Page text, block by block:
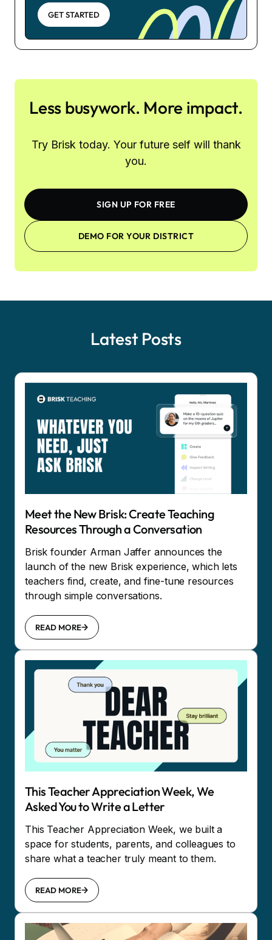
GET STARTED
Less busywork. More impact.
Try Brisk today. Your future self will thank
you.
SIGN UP FOR FREE
DEMO FOR YOUR DISTRICT
Latest Posts
Meet the New Brisk: Create Teaching
Resources Through a Conversation
Brisk founder Arman Jaffer announces the
launch of the new Brisk experience, which lets
teachers find, create, and fine-tune resources
through simple conversations.
READ MORE
This Teacher Appreciation Week, We
Asked You to Write a Letter
This Teacher Appreciation Week, we built a
space for students, parents, and colleagues to
share what a teacher truly meant to them.
READ MORE